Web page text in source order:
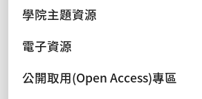
學院主題資源
電子資源
公開取用(Open Access)專區